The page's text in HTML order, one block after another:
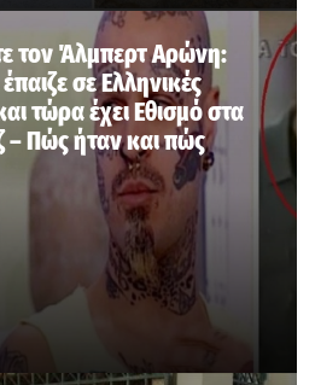
τον Άλμπερτ Αρώνη:
σε Ελληνικές
τώρα έχει Εθισμό στα
– Πώς ήταν και πώς